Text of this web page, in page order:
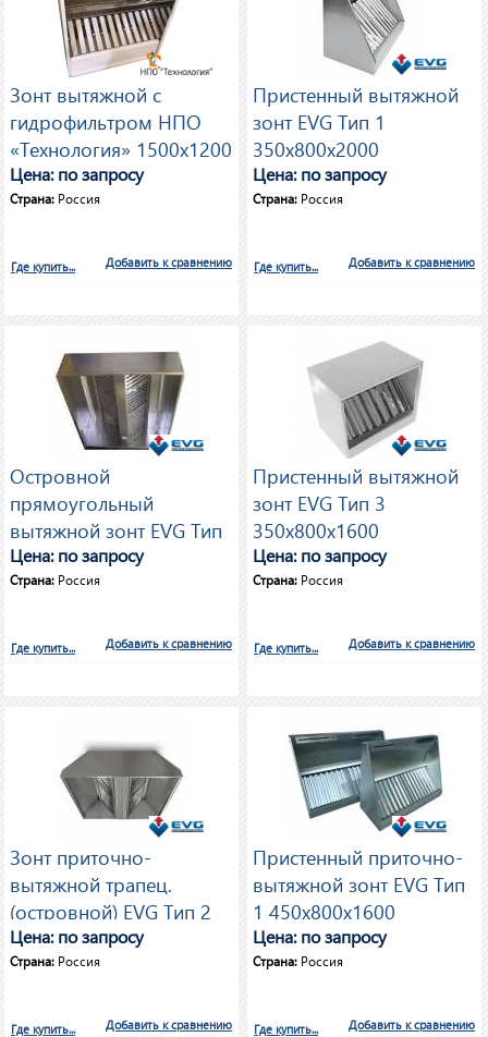
Зонт вытяжной с
гидрофильтром НПО
«Технология» 1500х1200
Цена: по запросу
Страна: Россия
Добавить к сравнению
Где купить...
Пристенный вытяжной
зонт EVG Тип 1
350х800х2000
Цена: по запросу
Страна: Россия
Добавить к сравнению
Где купить...
Островной
прямоугольный
вытяжной зонт EVG Тип
3 350х1000х1000
Цена: по запросу
Страна: Россия
Добавить к сравнению
Где купить...
Пристенный вытяжной
зонт EVG Тип 3
350х800х1600
Цена: по запросу
Страна: Россия
Добавить к сравнению
Где купить...
Зонт приточно-
вытяжной трапец.
(островной) EVG Тип 2
350х1400х1600
Цена: по запросу
Страна: Россия
Добавить к сравнению
Где купить...
Пристенный приточно-
вытяжной зонт EVG Тип
1 450х800х1600
Цена: по запросу
Страна: Россия
Добавить к сравнению
Где купить...